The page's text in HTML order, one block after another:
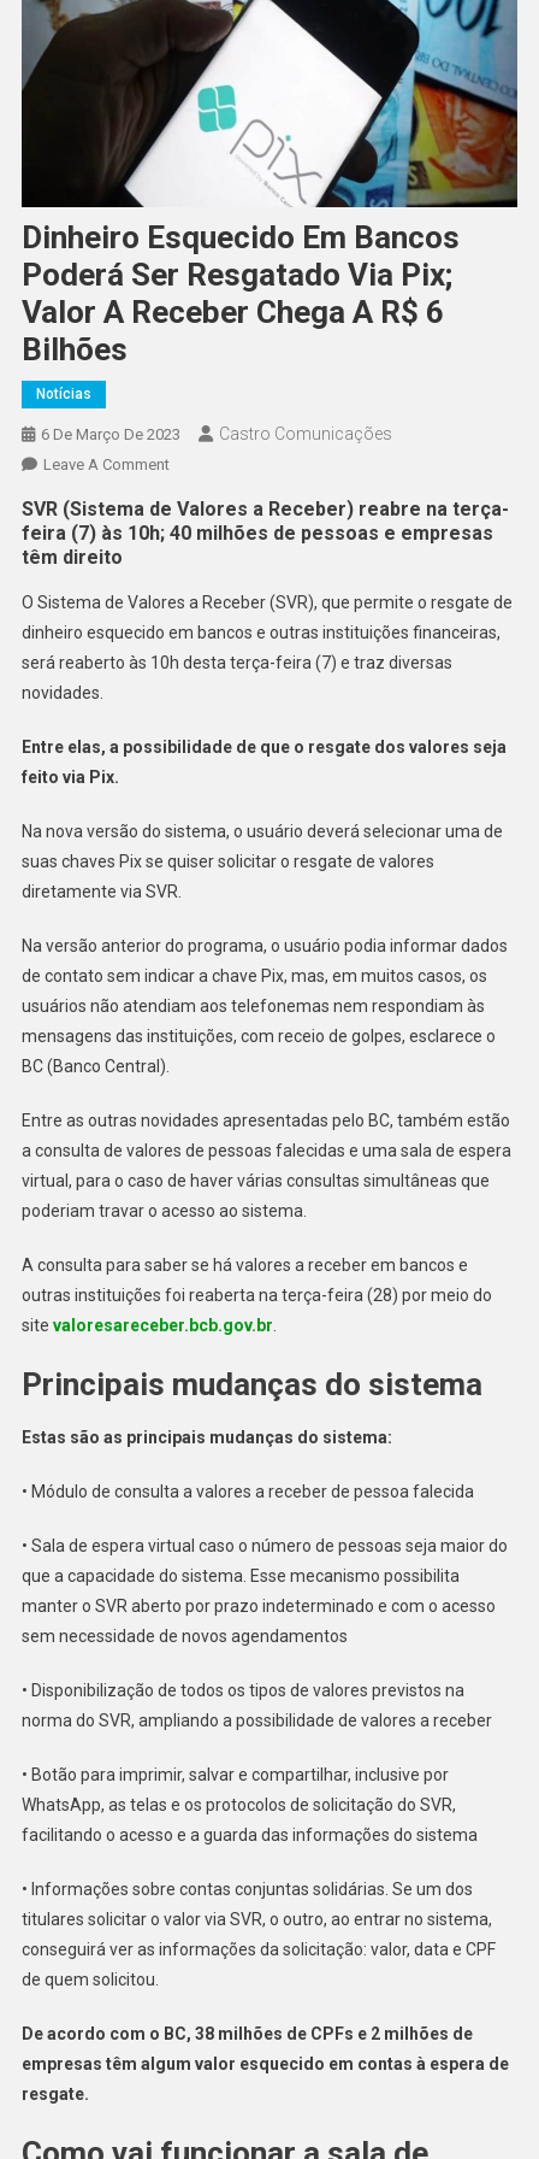
Dinheiro Esquecido Em Bancos
Poderá Ser Resgatado Via Pix;
Valor A Receber Chega A R$ 6
Bilhões
Notícias
6 De Março De 2023 Castro Comunicações
Leave A Comment
SVR (Sistema de Valores a Receber) reabre na terça-
feira (7) às 10h; 40 milhões de pessoas e empresas
têm direito
O Sistema de Valores a Receber (SVR), que permite o resgate de
dinheiro esquecido em bancos e outras instituições financeiras,
será reaberto às 10h desta terça-feira (7) e traz diversas
novidades.
Entre elas, a possibilidade de que o resgate dos valores seja
feito via Pix.
Na nova versão do sistema, o usuário deverá selecionar uma de
suas chaves Pix se quiser solicitar o resgate de valores
diretamente via SVR.
Na versão anterior do programa, o usuário podia informar dados
de contato sem indicar a chave Pix, mas, em muitos casos, os
usuários não atendiam aos telefonemas nem respondiam às
mensagens das instituições, com receio de golpes, esclarece o
BC (Banco Central).
Entre as outras novidades apresentadas pelo BC, também estão
a consulta de valores de pessoas falecidas e uma sala de espera
virtual, para o caso de haver várias consultas simultâneas que
poderiam travar o acesso ao sistema.
A consulta para saber se há valores a receber em bancos e
outras instituições foi reaberta na terça-feira (28) por meio do
site valoresareceber.bcb.gov.br
Principais mudanças do sistema
Estas são as principais mudanças do sistema:
• Módulo de consulta a valores a receber de pessoa falecida
• Sala de espera virtual caso o número de pessoas seja maior do
que a capacidade do sistema. Esse mecanismo possibilita
manter o SVR aberto por prazo indeterminado e com o acesso
sem necessidade de novos agendamentos
• Disponibilização de todos os tipos de valores previstos na
norma do SVR, ampliando a possibilidade de valores a receber
• Botão para imprimir, salvar e compartilhar, inclusive por
WhatsApp, as telas e os protocolos de solicitação do SVR,
facilitando o acesso e a guarda das informações do sistema
• Informações sobre contas conjuntas solidárias. Se um dos
titulares solicitar o valor via SVR, o outro, ao entrar no sistema,
conseguirá ver as informações da solicitação: valor, data e CPF
de quem solicitou.
De acordo com o BC, 38 milhões de CPFs e 2 milhões de
empresas têm algum valor esquecido em contas à espera de
resgate.